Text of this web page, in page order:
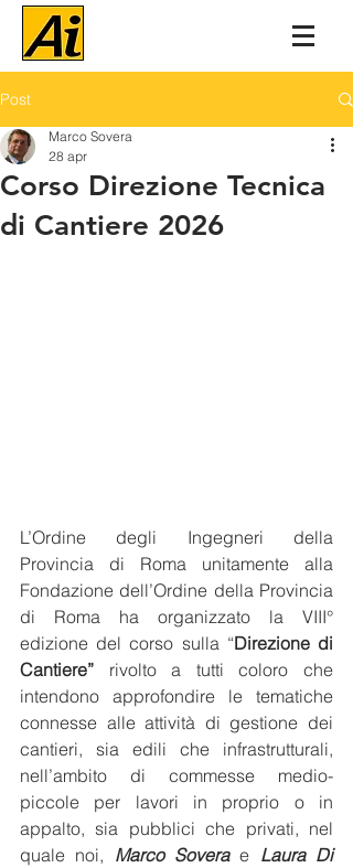
Post
Corso Direzione Tecnica
di Cantiere 2026
Marco Sovera
28 apr
L’Ordine
degli Ingegneri della
Provincia di Roma unitamente alla
Fondazione dell’Ordine della Provincia
di Roma
ha organizzato la VIII°
edizione del corso sulla “Direzione di
Cantiere” rivolto a tutti coloro che
intendono approfondire le tematiche
connesse alle attività di gestione dei
cantieri, sia edili che infrastrutturali,
nell’ambito di commesse medio-
piccole per lavori in proprio o in
appalto, sia pubblici che privati, nel
quale noi, Marco Sovera e Laura Di